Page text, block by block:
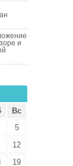
и
Вс
5
12
19